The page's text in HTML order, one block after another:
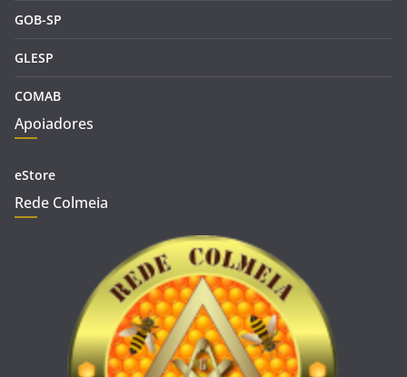
GOB-SP
GLESP
COMAB
Apoiadores
eStore
Rede Colmeia